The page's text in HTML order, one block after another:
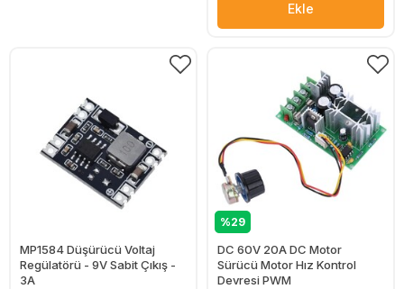
Ekle
MP1584 Düşürücü Voltaj
Regülatörü - 9V Sabit Çıkış -
3A
%29
DC 60V 20A DC Motor
Sürücü Motor Hız Kontrol
Devresi PWM